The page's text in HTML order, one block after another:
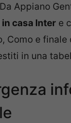
Appiano
casa Inter e
Como e
in una